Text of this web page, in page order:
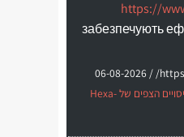
https://
забезпечують
06-08-2026
סיכום הניסוי ב'מקורות': בחינת הכיסויים הצפים של Hexa-